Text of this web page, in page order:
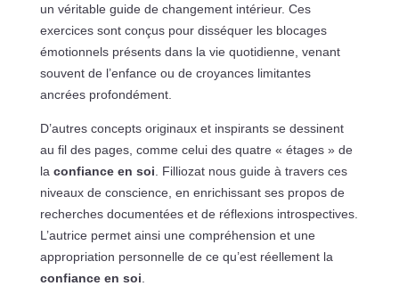
un véritable guide de changement intérieur. Ces
exercices sont conçus pour disséquer les blocages
émotionnels présents dans la vie quotidienne, venant
souvent de l’enfance ou de croyances limitantes
ancrées profondément.
D’autres concepts originaux et inspirants se dessinent
au fil des pages, comme celui des quatre « étages » de
la confiance en soi . Filliozat nous guide à travers ces
niveaux de conscience, en enrichissant ses propos de
recherches documentées et de réflexions introspectives.
L’autrice permet ainsi une compréhension et une
appropriation personnelle de ce qu’est réellement la
confiance en soi